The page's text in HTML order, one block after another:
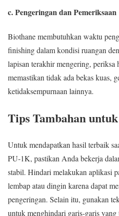
c. Pengeringan dan Pemeriksaan
Biothane membutuhkan waktu
finishing dalam kondisi ruangan
lapisan terakhir mengering,
memastikan tidak ada bekas kuas,
ketidaksempurnaan lainnya.
Tips Tambahan
Untuk mendapatkan hasil terbaik
PU-1K, pastikan Anda bekerja
stabil. Hindari melakukan aplikasi
lembap atau dingin karena dapat
pengeringan. Selain itu, gunakan
untuk menghindari garis-garis